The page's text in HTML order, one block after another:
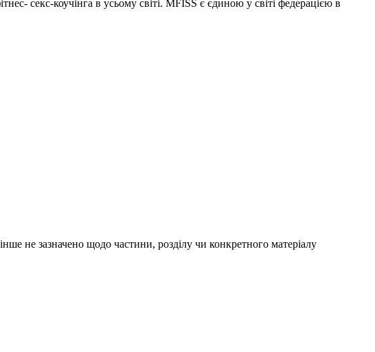
секс-коучінга в усьому світі. MFISS є єдиною у світі федерацією в
не зазначено щодо частини, розділу чи конкретного матеріалу